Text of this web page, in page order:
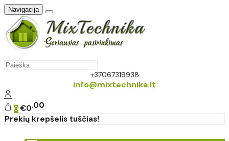
Navigacija
+37067319938
info@mixtechnika.lt
0 €0 00
Prekių krepšelis tuščias!